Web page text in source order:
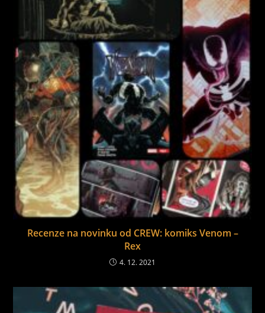
Recenze na novinku od CREW: komiks Venom –
Rex
4. 12. 2021